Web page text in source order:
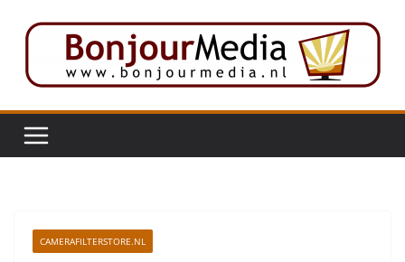
naar
inhoud
CAMERAFILTERSTORE.NL